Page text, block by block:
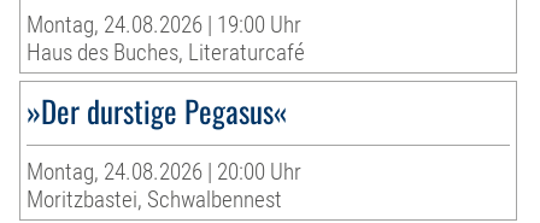
Montag, 24.08.2026 | 19:00 Uhr
Haus des Buches, Literaturcafé
»Der durstige Pegasus«
Montag, 24.08.2026 | 20:00 Uhr
Moritzbastei, Schwalbennest